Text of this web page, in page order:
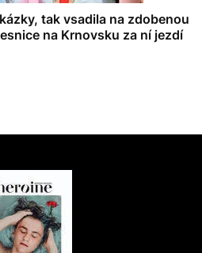
tak vsadila na zdobenou
na Krnovsku za ní jezdí